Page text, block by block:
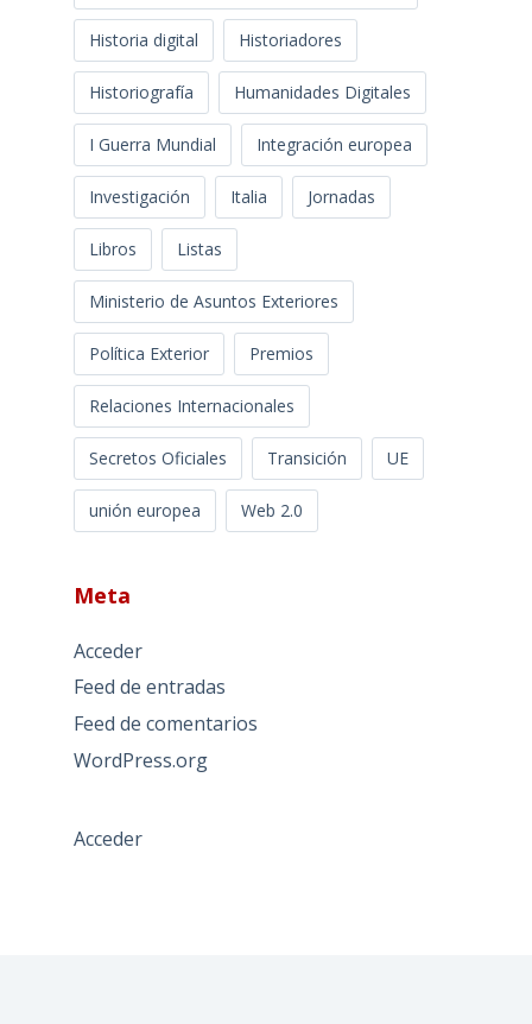
Historia digital Historiadores
Historiografía Humanidades Digitales
I Guerra Mundial Integración europea
Investigación Italia Jornadas
Libros Listas
Ministerio de Asuntos Exteriores
Política Exterior Premios
Relaciones Internacionales
Secretos Oficiales Transición UE
unión europea Web 2.0
Meta
Acceder
Feed de entradas
Feed de comentarios
WordPress.org
Acceder